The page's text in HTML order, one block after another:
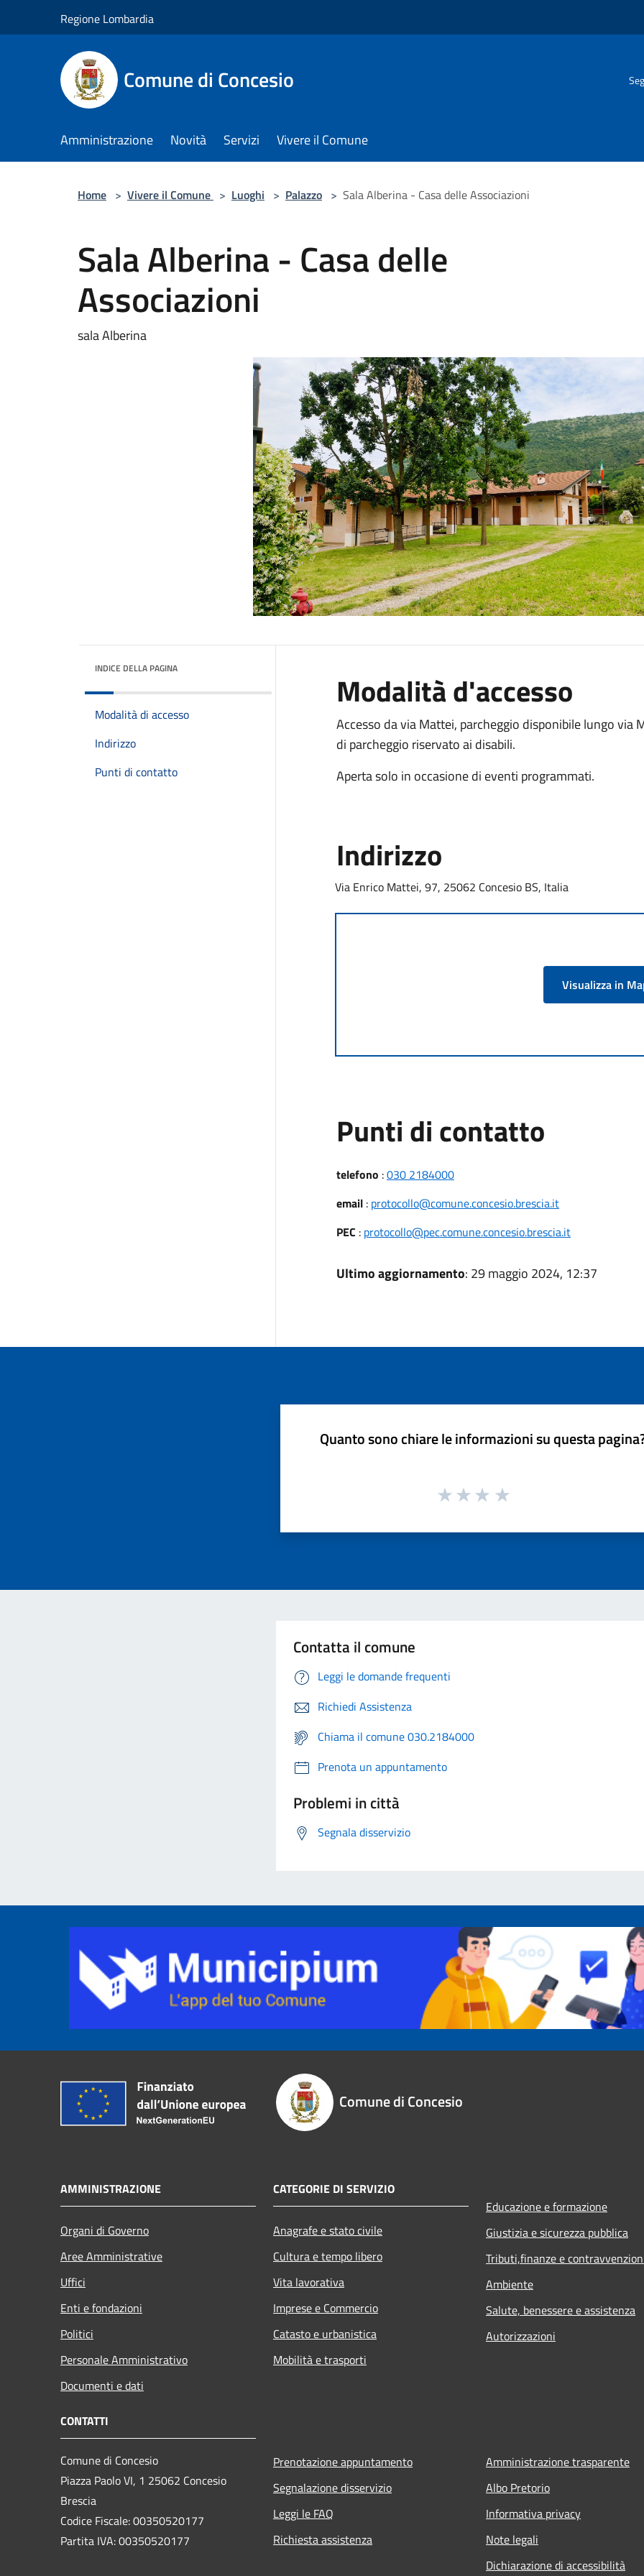
Regione Lombardia
Comune di Concesio
Amministrazione Novità Servizi Vivere il Comune
Home > Vivere il Comune > Luoghi > Palazzo > Sala Alberina - Casa delle Associazioni
Sala Alberina - Casa delle
Associazioni
sala Alberina
INDICE DELLA PAGINA
Modalità di accesso
Indirizzo
Punti di contatto
Modalità d'accesso
Accesso da via Mattei, parcheggio disponibile lungo via
di parcheggio riservato ai disabili.
Aperta solo in occasione di eventi programmati.
Indirizzo
Via Enrico Mattei, 97, 25062 Concesio BS, Italia
Visualizza in
Punti di contatto
telefono :030 2184000
email: protocollo@comune.concesio.brescia.it
PEC : protocollo@pec.comune.concesio.brescia.it
Ultimo aggiornamento: 29 maggio 2024, 12:37
Quanto sono chiare le informazioni su questa
Contatta il comune
Leggi le domande frequenti
Richiedi Assistenza
Chiama il comune 030.2184000
Prenota un appuntamento
Problemi in città
Segnala disservizio
Comune di Concesio
AMMINISTRAZIONE
Organi di Governo
Aree Amministrative
Uffici
Enti e fondazioni
Politici
Personale Amministrativo
Documenti e dati
CATEGORIE DI SERVIZIO
Anagrafe e stato civile
Cultura e tempo libero
Vita lavorativa
Imprese e Commercio
Catasto e urbanistica
Mobilità e trasporti
Educazione e formazione
Giustizia e sicurezza pubblica
Tributi,finanze e
Ambiente
Salute, benessere e assistenza
Autorizzazioni
CONTATTI
Comune di Concesio
Piazza Paolo VI, 1 25062 Concesio
Brescia
Codice Fiscale: 00350520177
Partita IVA: 00350520177
Prenotazione appuntamento
Segnalazione disservizio
Leggi le FAQ
Richiesta assistenza
Amministrazione trasparente
Albo Pretorio
Informativa privacy
Note legali
Dichiarazione di accessibilità